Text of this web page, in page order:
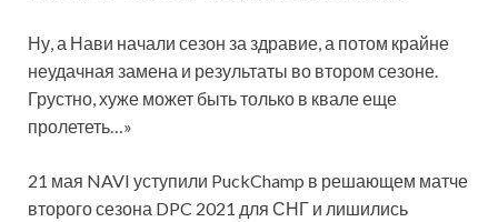
Ну, а Нави начали сезон за здравие, а потом крайне
неудачная замена и результаты во втором сезоне.
Грустно, хуже может быть только в квале еще
пролететь…»
21 мая NAVI уступили PuckChamp в решающем матче
второго сезона DPC 2021 для СНГ и лишились